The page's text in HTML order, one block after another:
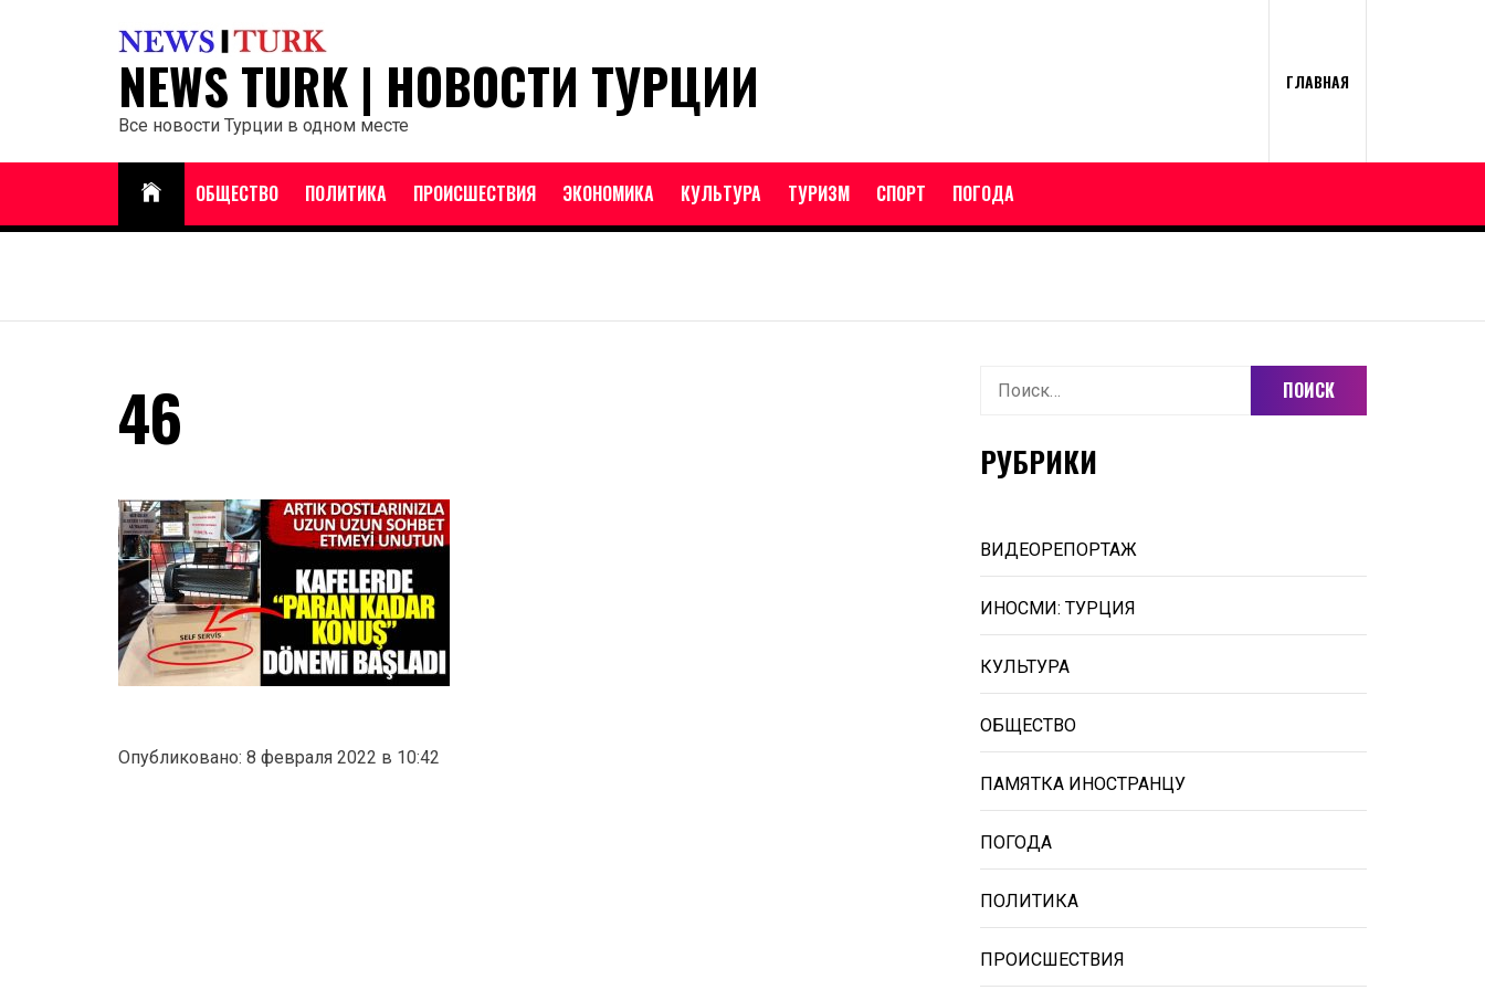
NEWS TURK | НОВОСТИ ТУРЦИИ
Все новости Турции в одном месте
ГЛАВНАЯ
ОБЩЕСТВО ПОЛИТИКА ПРОИСШЕСТВИЯ ЭКОНОМИКА КУЛЬТУРА ТУРИЗМ СПОРТ ПОГОДА
46
Опубликовано: 8 февраля 2022 в 10:42
Найти:
РУБРИКИ
ВИДЕОРЕПОРТАЖ
ИНОСМИ: ТУРЦИЯ
КУЛЬТУРА
ОБЩЕСТВО
ПАМЯТКА ИНОСТРАНЦУ
ПОГОДА
ПОЛИТИКА
ПРОИСШЕСТВИЯ